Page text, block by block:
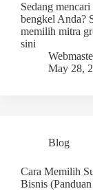
Sedang
bengkel Anda?
memilih mitra
sini
May 28,
Blog
Cara Memilih
Bisnis